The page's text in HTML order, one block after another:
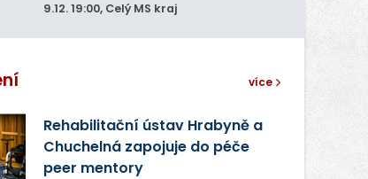
9.12. 19:00, Celý MS kraj
více
Rehabilitační ústav Hrabyně a
Chuchelná zapojuje do péče
peer mentory